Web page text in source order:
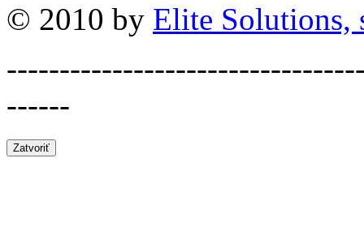
© 2010 by Elite Solutions,
------